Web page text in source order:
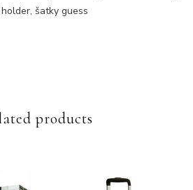
šatky guess
products